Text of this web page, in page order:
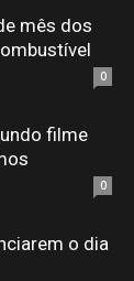
mês dos
0
filme
0
o dia